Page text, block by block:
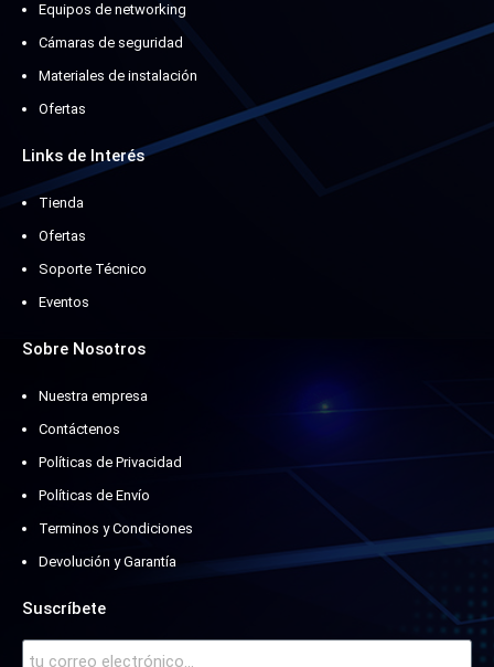
Equipos de networking
Cámaras de seguridad
Materiales de instalación
Ofertas
Links de Interés
Tienda
Ofertas
Soporte Técnico
Eventos
Sobre Nosotros
Nuestra empresa
Contáctenos
Políticas de Privacidad
Políticas de Envío
Terminos y Condiciones
Devolución y Garantía
Suscríbete